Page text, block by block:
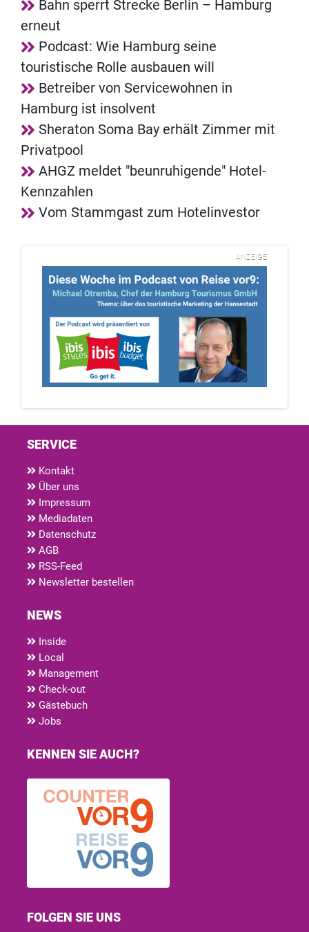
Bahn sperrt Strecke Berlin – Hamburg
erneut
Podcast: Wie Hamburg seine
touristische Rolle ausbauen will
Betreiber von Servicewohnen in
Hamburg ist insolvent
Sheraton Soma Bay erhält Zimmer mit
Privatpool
AHGZ meldet "beunruhigende" Hotel-
Kennzahlen
Vom Stammgast zum Hotelinvestor
ANZEIGE
SERVICE
Kontakt
Über uns
Impressum
Mediadaten
Datenschutz
AGB
RSS-Feed
Newsletter bestellen
NEWS
Inside
Local
Management
Check-out
Gästebuch
Jobs
KENNEN SIE AUCH?
FOLGEN SIE UNS